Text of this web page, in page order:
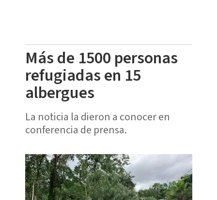
Más de 1500 personas
refugiadas en 15
albergues
La noticia la dieron a conocer en
conferencia de prensa.